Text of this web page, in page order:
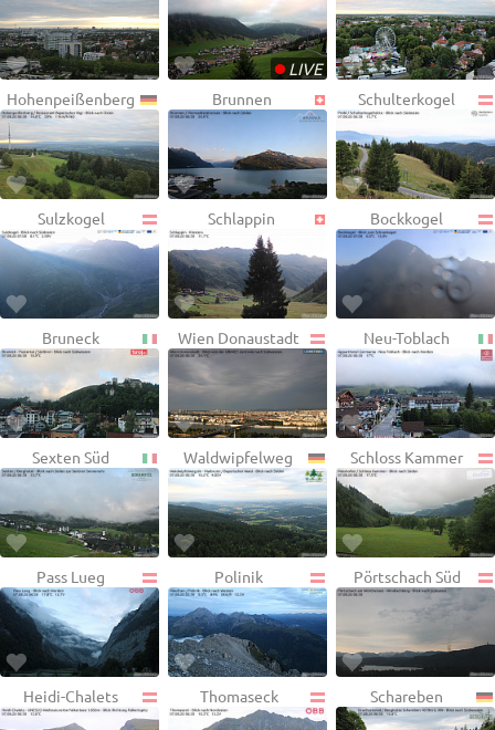
•LIVE
Hohenpeißenberg Brunnen Schulterkogel
Sulzkogel Schlappin Bockkogel
Bruneck Wien Donaustadt Neu-Toblach
Sexten Süd Waldwipfelweg Schloss Kammer
Pass Lueg Polinik Pörtschach Süd
Heidi-Chalets Thomaseck Schareben